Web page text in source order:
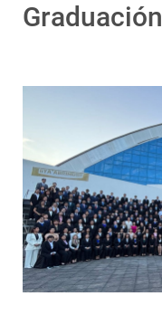
Graduación